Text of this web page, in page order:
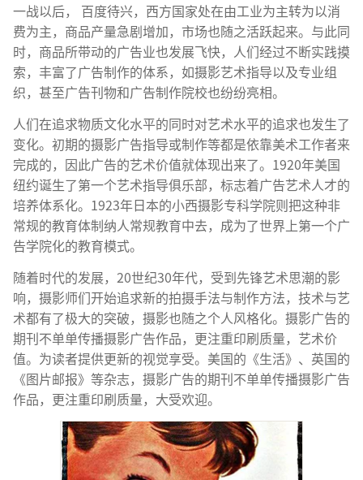
一战以后， 百度待兴，西方国家处在由工业为主转为以消
费为主，商品产量急剧增加，市场也随之活跃起来。与此同
时，商品所带动的广告业也发展飞快，人们经过不断实践摸
索，丰富了广告制作的体系，如摄影艺术指导以及专业组
织，甚至广告刊物和广告制作院校也纷纷亮相。
人们在追求物质文化水平的同时对艺术水平的追求也发生了
变化。初期的摄影广告指导或制作等都是依靠美术工作者来
完成的，因此广告的艺术价值就体现出来了。1920年美国
纽约诞生了第一个艺术指导俱乐部，标志着广告艺术人才的
培养体系化。1923年日本的小西摄影专科学院则把这种非
常规的教育体制纳人常规教育中去，成为了世界上第一个广
告学院化的教育模式。
随着时代的发展，20世纪30年代，受到先锋艺术思潮的影
响，摄影师们开始追求新的拍摄手法与制作方法，技术与艺
术都有了极大的突破，摄影也随之个人风格化。摄影广告的
期刊不单单传播摄影广告作品，更注重印刷质量，艺术价
值。为读者提供更新的视觉享受。美国的《生活》、英国的
《图片邮报》等杂志，摄影广告的期刊不单单传播摄影广告
作品，更注重印刷质量，大受欢迎。